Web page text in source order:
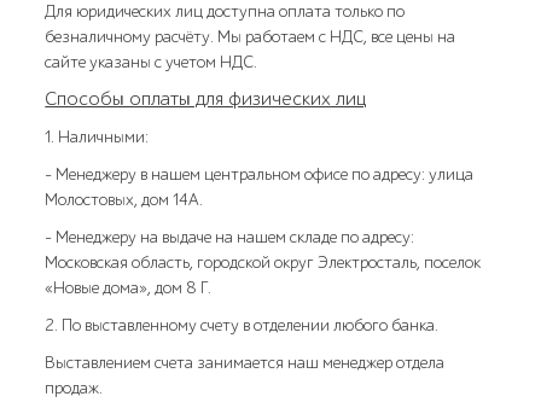
Для юридических лиц доступна оплата только по
безналичному расчёту. Мы работаем с НДС, все цены на
сайте указаны с учетом НДС.
Способы оплаты для физических лиц
1. Наличными:
- Менеджеру в нашем центральном офисе по адресу: улица
Молостовых, дом 14А.
- Менеджеру на выдаче на нашем складе по адресу:
Московская область, городской округ Электросталь, поселок
«Новые дома», дом 8 Г.
2. По выставленному счету в отделении любого банка.
Выставлением счета занимается наш менеджер отдела
продаж.